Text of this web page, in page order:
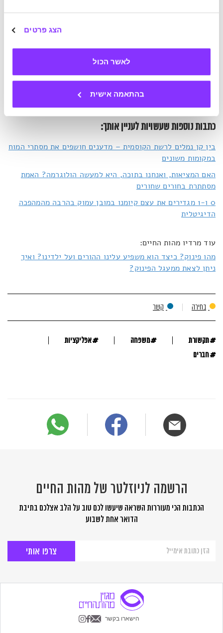
הצג פרטים
לאשר הכול
בהתאמה אישית
במועד מאוחר יותר.
שמירה על קשר עם קרובים היא פעולה פשוטה, אבל מצריכה
יוזמה. עם האפליקציה הזאת אפשר לחזק את מערכות היחסים
בנוחות ובקלות, בלי להשאיר מקום לשכחה או דחיינות. זמינה
כעת למשתמשיApple, ובקרוב גם לאנדרואיד.
כתבות נוספות שעשויות לעניין אותך:
בין קן נמלים לרשת הקוסמית – מדענים חושפים את מסתרי המוח
במקומות משונים
האם המציאות, ואנחנו בתוכה, היא למעשה הולוגרמה? האמת
מסתתרת בחורים שחורים
0 ו-1 מגדירים את עצם קיומנו במובן עמוק בהרבה מהמהפכה
הדיגיטלית
עוד מרדיו מהות החיים:
מהו פינוק? כיצד הוא משפיע עלינו ההורים ועל ילדינו? ואיך
ניתן לצאת ממעגל הפינוק?
בחירה קשר
#תקשורת #משפחה #אפליקציות
#חברים
הרשמה לניוזלטר של מהות החיים
הכתבות הכי מעוררות השראה שיעשו לכם טוב על הלב אצלכם בתיבת
הדואר אחת לשבוע
לניוזלטר
החיים
הישארו בקשר